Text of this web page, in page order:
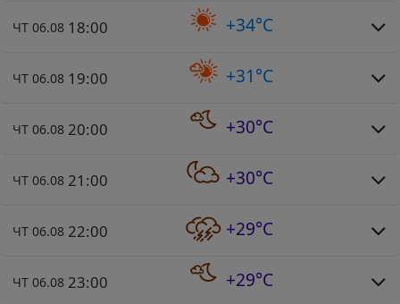
ЧТ 06.08 18:00 +34°C
ЧТ 06.08 19:00 +31°C
ЧТ 06.08 20:00 +30°C
ЧТ 06.08 21:00 +30°C
ЧТ 06.08 22:00 +29°C
ЧТ 06.08 23:00 +29°C